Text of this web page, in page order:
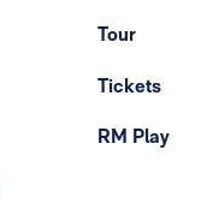
Tour
Tickets
RM Play